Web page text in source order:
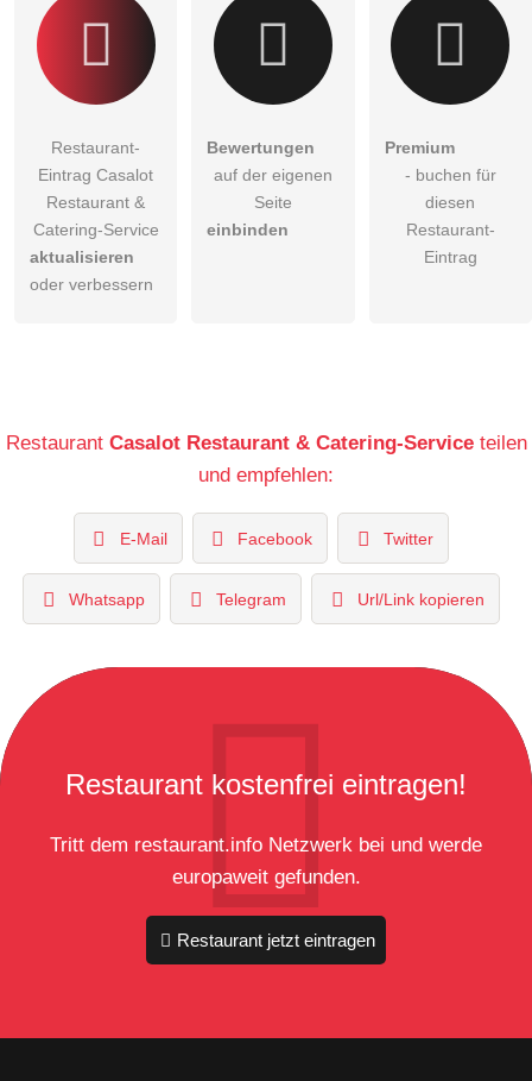
Restaurant-
Eintrag Casalot
Restaurant &
Catering-Service
aktualisieren
oder verbessern
Bewertungen
auf der eigenen
Seite
einbinden
Premium
- buchen für
diesen
Restaurant-
Eintrag
Restaurant Casalot Restaurant & Catering-Serviceteilen
und empfehlen:
E-Mail Facebook Twitter
Whatsapp Telegram Url/Link kopieren
Restaurant kostenfrei eintragen!
Tritt dem restaurant.info Netzwerk bei und werde
europaweit gefunden.
Restaurant jetzt eintragen